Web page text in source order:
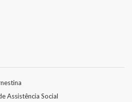
Assistência Social